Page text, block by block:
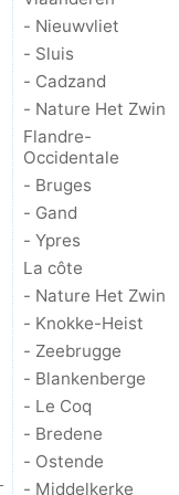
- Nieuwvliet
- Sluis
- Cadzand
- Nature Het Zwin
Flandre-
Occidentale
- Bruges
- Gand
- Ypres
La côte
- Nature Het Zwin
- Knokke-Heist
- Zeebrugge
- Blankenberge
- Le Coq
- Bredene
- Ostende
- Middelkerke